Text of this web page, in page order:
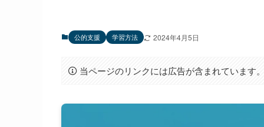
公的支援 学習方法 2024年4月5日
当ページのリンクには広告が含まれています